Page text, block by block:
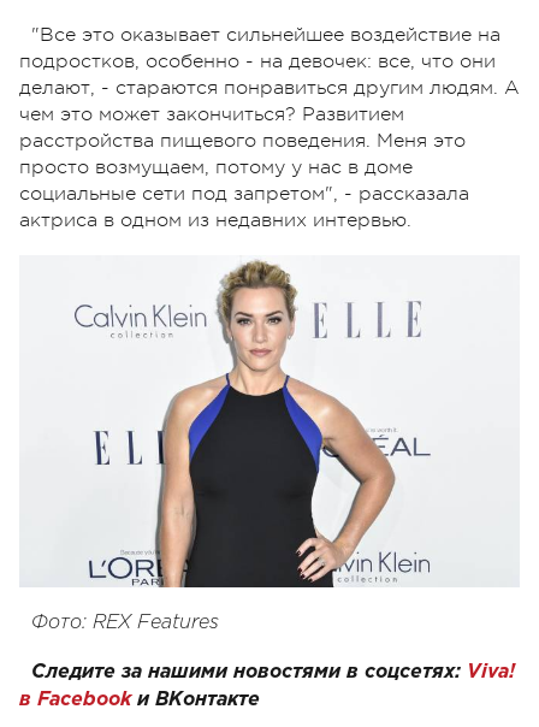
"Все это оказывает сильнейшее воздействие на
подростков, особенно - на девочек: все, что они
делают, - стараются понравиться другим людям. А
чем это может закончиться? Развитием
расстройства пищевого поведения. Меня это
просто возмущаем, потому у нас в доме
социальные сети под запретом", - рассказала
актриса в одном из недавних интервью.
Фото: REX Features
Следите за нашими новостями в соцсетях: Viva!
в Facebookи ВКонтакте